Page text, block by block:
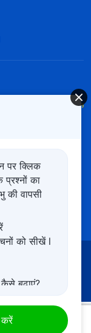
चाहते हैं?
और अधिक
पर क्लिक
का
की वापसी
को सीखें l
बढ़ाएं?